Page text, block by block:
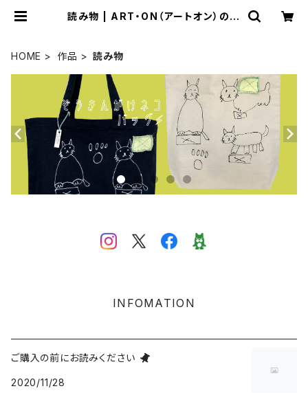
読み物 | ART・ON（アートオン）のお
HOME 作品 読み物
INFOMATION
ご購入の前にお読みください
2020/11/28